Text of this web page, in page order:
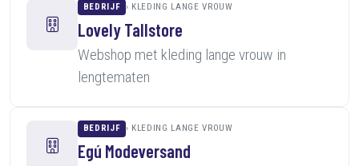
BEDRIJF KLEDING LANGE VROUW
Lovely Tallstore
Webshop met kleding lange vrouw in
lengtematen
BEDRIJF KLEDING LANGE VROUW
Egú Modeversand